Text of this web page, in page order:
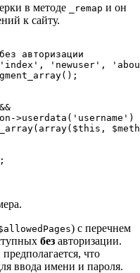
в методе
_remap и он
к сайту.
) с перечнем
без авторизации.
что
ввода имени и пароля.